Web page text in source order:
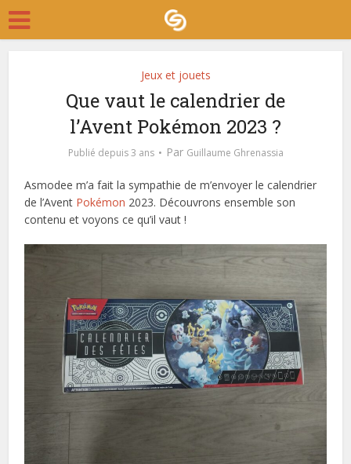
Jeux et jouets
Que vaut le calendrier de
l’Avent Pokémon 2023 ?
Publié depuis 3 ans Par Guillaume Ghrenassia
Asmodee m’a fait la sympathie de m’envoyer le calendrier
de l’Avent Pokémon 2023. Découvrons ensemble son
contenu et voyons ce qu’il vaut !